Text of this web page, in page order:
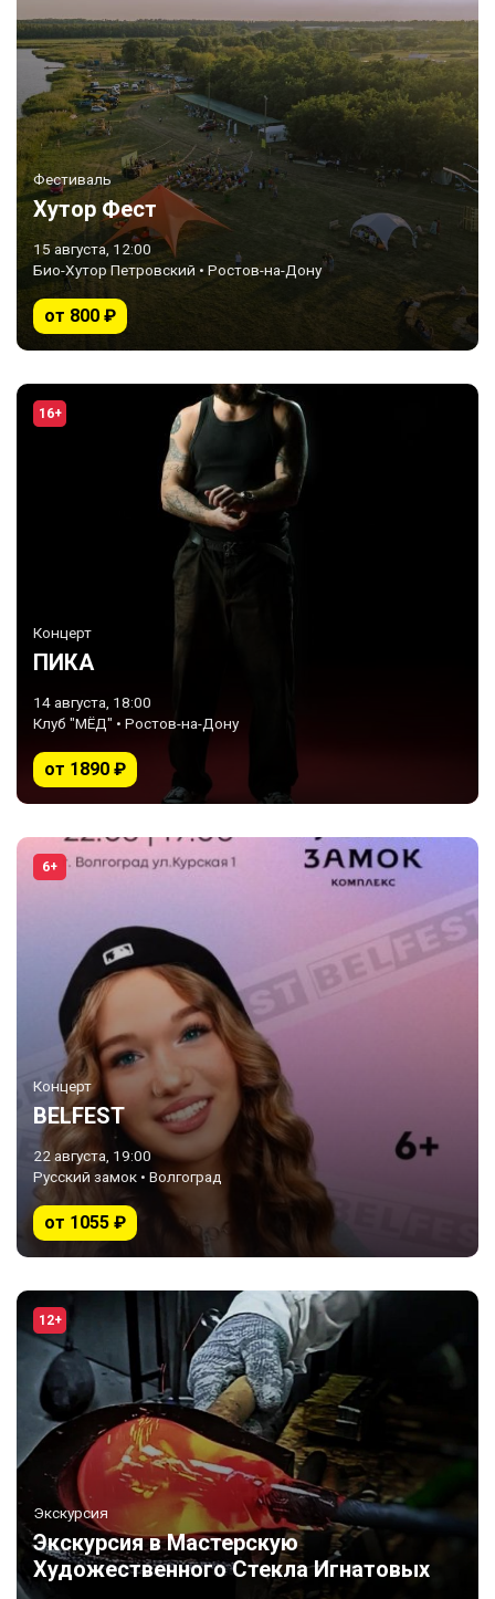
Фестиваль
Хутор Фест
15 августа, 12:00
Био-Хутор Петровский • Ростов-на-Дону
от 800 ₽
16+
Концерт
ПИКА
14 августа, 18:00
Клуб "МЁД" • Ростов-на-Дону
от 1890 ₽
6+
Концерт
BELFEST
22 августа, 19:00
Русский замок • Волгоград
от 1055 ₽
12+
Экскурсия
Экскурсия в Мастерскую
Художественного Стекла Игнатовых